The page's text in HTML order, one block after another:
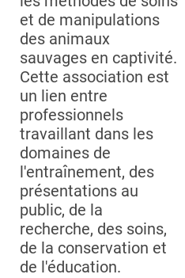
et de manipulations
des animaux
sauvages en captivité.
Cette association est
un lien entre
professionnels
travaillant dans les
domaines de
l'entraînement, des
présentations au
public, de la
recherche, des soins,
de la conservation et
de l'éducation.